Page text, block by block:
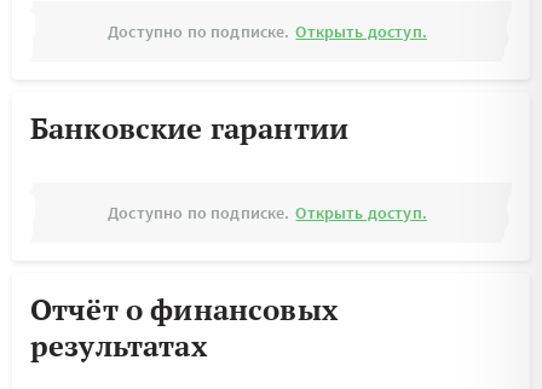
Доступно по подписке. Открыть доступ.
Банковские гарантии
Доступно по подписке. Открыть доступ.
Отчёт о финансовых
результатах